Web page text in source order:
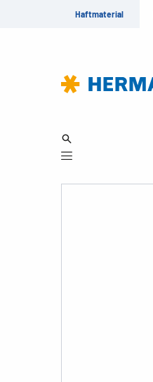
Haftmaterial